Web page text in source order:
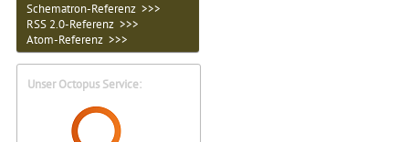
Schematron-Referenz >>>
RSS 2.0-Referenz >>>
Atom-Referenz >>>
Unser Octopus Service: